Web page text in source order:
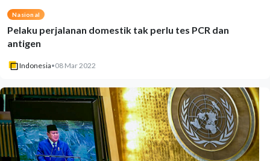
Nasional
Pelaku perjalanan domestik tak perlu tes PCR dan
antigen
Indonesia•08 Mar 2022